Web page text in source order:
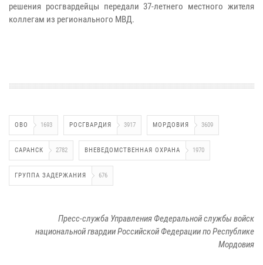
решения росгвардейцы передали 37-летнего местного жителя
коллегам из регионального МВД.
ОВО 1693 РОСГВАРДИЯ 3917 МОРДОВИЯ 3609
САРАНСК 2782 ВНЕВЕДОМСТВЕННАЯ ОХРАНА 1970
ГРУППА ЗАДЕРЖАНИЯ 676
Пресс-служба Управления Федеральной службы войск
национальной гвардии Российской Федерации по Республике
Мордовия